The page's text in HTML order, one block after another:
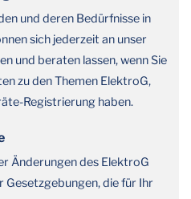
und deren Bedürfnisse in
sich jederzeit an unser
und beraten lassen, wenn Sie
zu den Themen ElektroG,
Registrierung haben.
Änderungen des ElektroG
Gesetzgebungen, die für Ihr